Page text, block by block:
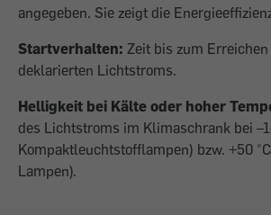
angegeben. Sie zeigt die
Startverhalten: Zeit bis zum Erreichen
deklarierten Lichtstroms.
Helligkeit bei Kälte oder hoher
des Lichtstroms im Klimaschrank bei
Kompaktleuchtstofflampen) bzw. +50
Lampen).